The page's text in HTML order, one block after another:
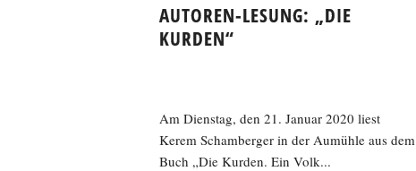
AUTOREN-LESUNG: „DIE
KURDEN“
Am Dienstag, den 21. Januar 2020 liest
Kerem Schamberger in der Aumühle aus dem
Buch „Die Kurden. Ein Volk...